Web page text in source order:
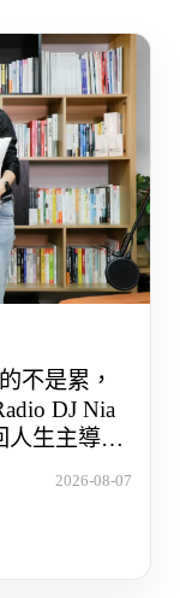
不是累，
DJ Nia
人生主導權
2026-08-07